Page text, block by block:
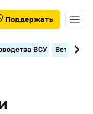
Поддержать
ВСУ